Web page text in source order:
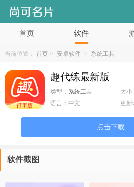
首页 软件
当前位置： 首页 > 安卓软件 > 系统工具
趣代练最新版
类型： 系统工具 大小
语言： 中文 更新
点击下载
软件截图